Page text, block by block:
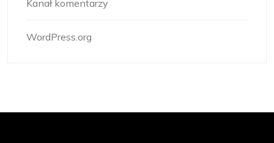
Kanał komentarzy
WordPress.org